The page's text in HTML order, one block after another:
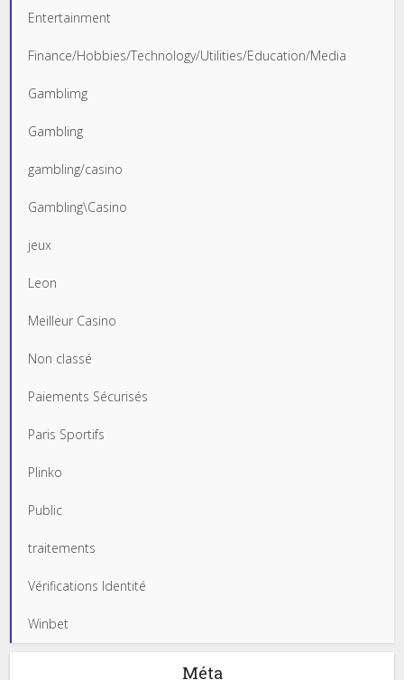
Entertainment
Finance/Hobbies/Technology/Utilities/Education/Media
Gamblimg
Gambling
gambling/casino
Gambling\Casino
jeux
Leon
Meilleur Casino
Non classé
Paiements Sécurisés
Paris Sportifs
Plinko
Public
traitements
Vérifications Identité
Winbet
Méta